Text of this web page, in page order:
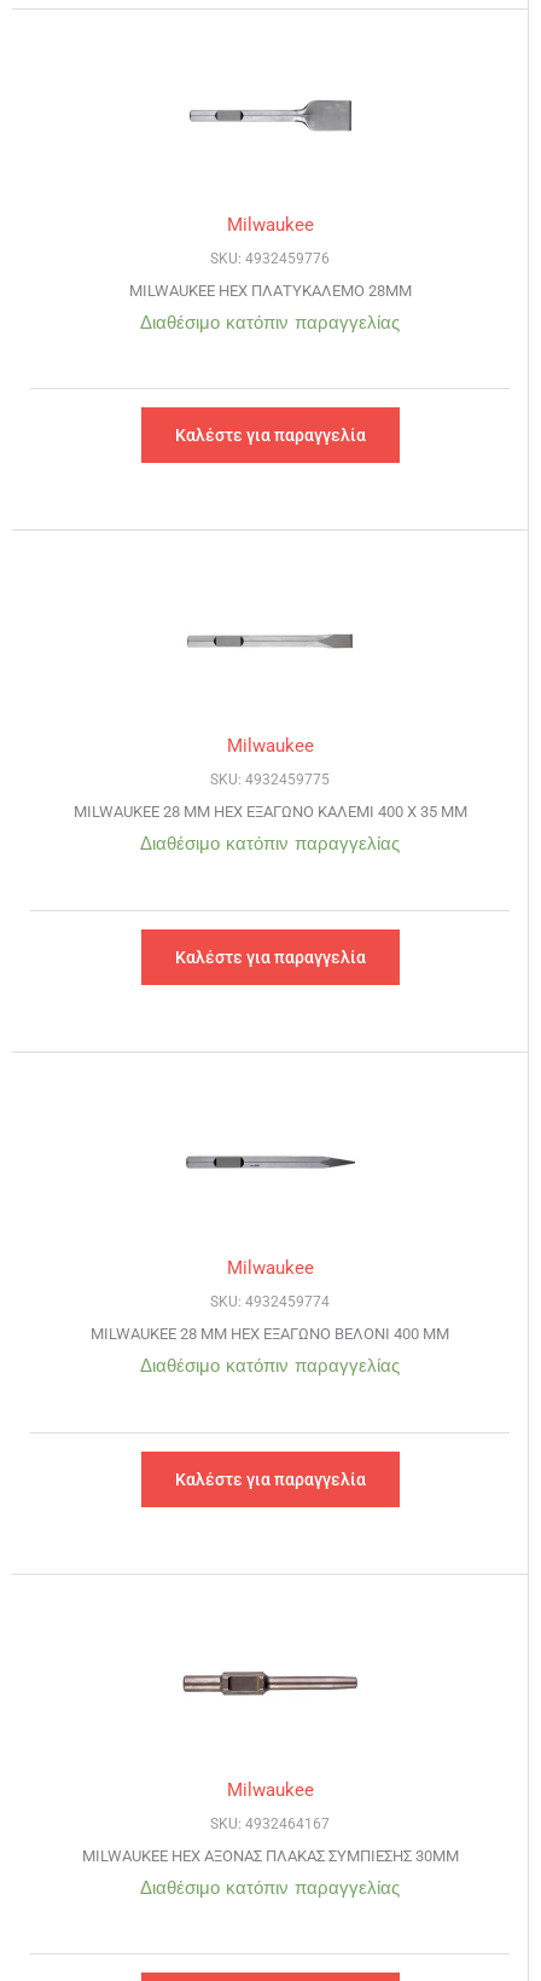
Milwaukee
SKU: 4932459776
MILWAUKEE HEX ΠΛΑΤΥΚΑΛΕΜΟ 28MM
Διαθέσιμο κατόπιν παραγγελίας
Καλέστε για παραγγελία
Milwaukee
SKU: 4932459775
MILWAUKEE 28 MM HEX ΕΞΑΓΩΝΟ ΚΑΛΕΜΙ 400 Χ 35 MM
Διαθέσιμο κατόπιν παραγγελίας
Καλέστε για παραγγελία
Milwaukee
SKU: 4932459774
MILWAUKEE 28 MM HEX ΕΞΑΓΩΝΟ ΒΕΛΟΝΙ 400 MM
Διαθέσιμο κατόπιν παραγγελίας
Καλέστε για παραγγελία
Milwaukee
SKU: 4932464167
MILWAUKEE HEX ΑΞΟΝΑΣ ΠΛΑΚΑΣ ΣΥΜΠΙΕΣΗΣ 30MM
Διαθέσιμο κατόπιν παραγγελίας